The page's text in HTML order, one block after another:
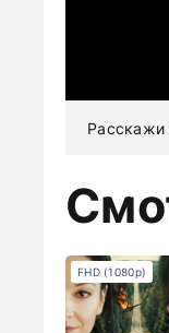
Расскажи
FHD (1080p)